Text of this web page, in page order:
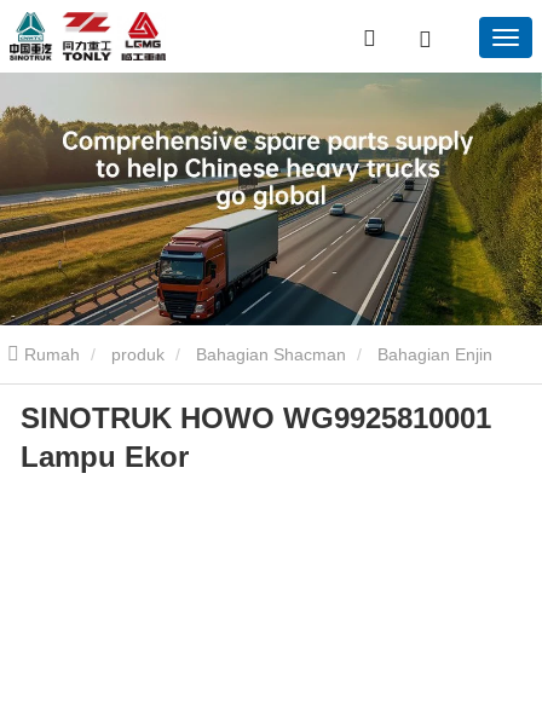
Rumah produk Bahagian Shacman Bahagian Enjin
Shacman Perkara bab perkara yang lot 295888810001 pealp
SINOTRUK HOWO WG9925810001
Lampu Ekor